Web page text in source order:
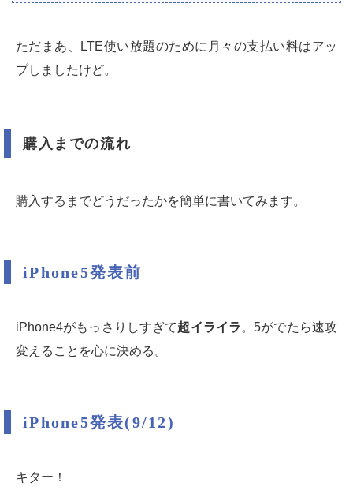
ただまあ、LTE使い放題のために月々の支払い料はアッ
プしましたけど。
購入までの流れ
購入するまでどうだったかを簡単に書いてみます。
iPhone5発表前
iPhone4がもっさりしすぎて超イライラ 。5がでたら速攻
変えることを心に決める。
iPhone5発表(9/12)
キター！